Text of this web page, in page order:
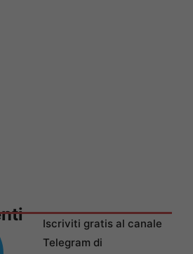
Iscriviti gratis al canale
Telegram di